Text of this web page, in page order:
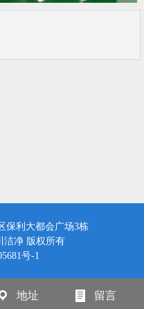
保利大都会广场3栋
洁净 版权所有
号-1
地址 留言